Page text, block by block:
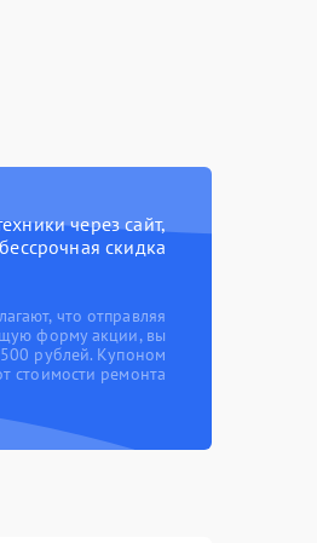
через сайт,
скидка
что отправляя
форму акции, вы
рублей. Купоном
стоимости ремонта